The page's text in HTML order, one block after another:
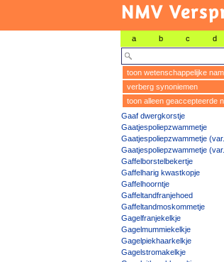
NMV
a b c d
toon wetenschappelijke
verberg synoniemen
toon alleen geaccepteerde
Gaaf dwergkorstje
Gaatjespoliepzwammetje
Gaatjespoliepzwammetje
Gaatjespoliepzwammetje
Gaffelborstelbekertje
Gaffelharig kwastkopje
Gaffelhoorntje
Gaffeltandfranjehoed
Gaffeltandmoskommetje
Gagelfranjekelkje
Gagelmummiekelkje
Gagelpiekhaarkelkje
Gagelstromakelkje